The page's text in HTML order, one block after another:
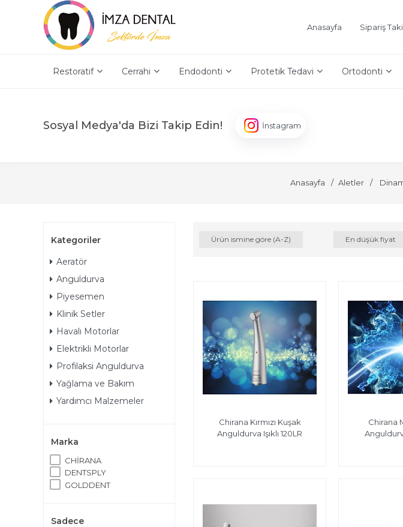
Anasayfa Sipariş
Restoratif Cerrahi Endodonti Protetik Tedavi Ortodonti
Sosyal Medya'da Bizi Takip Edin! İnstagram
Anasayfa Aletler
Kategoriler
Aeratör
Anguldurva
Piyesemen
Klinik Setler
Havalı Motorlar
Elektrikli Motorlar
Profilaksi Anguldurva
Yağlama ve Bakım
Yardımcı Malzemeler
Marka
CHİRANA
DENTSPLY
GOLDDENT
Sadece
Ürün ismine göre (A-Z) En düşük fiyat
Chirana Kırmızı Kuşak
Anguldurva Işıklı 120LR
Chirana